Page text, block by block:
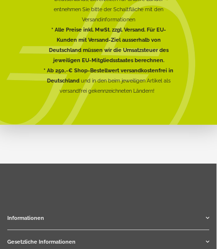
entnehmen Sie bitte der Schaltfläche mit den
Versandinformationen
* Alle Preise inkl. MwSt. zzgl. Versand. Für EU-
Kunden mit Versand-Ziel ausserhalb von
Deutschland müssen wir die Umsatzsteuer des
jeweiligen EU-Mitgliedsstaates berechnen.
* Ab 250,-€ Shop-Bestellwert versandkostenfrei in
Deutschlandund in den beim jeweiligen Artikel als
versandfrei gekennzeichneten Ländern!
Informationen
Gesetzliche Informationen